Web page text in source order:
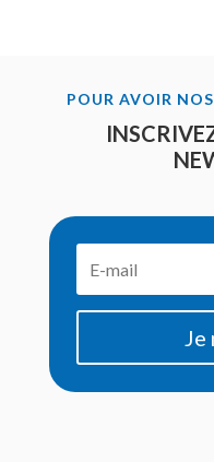
POUR AVOIR